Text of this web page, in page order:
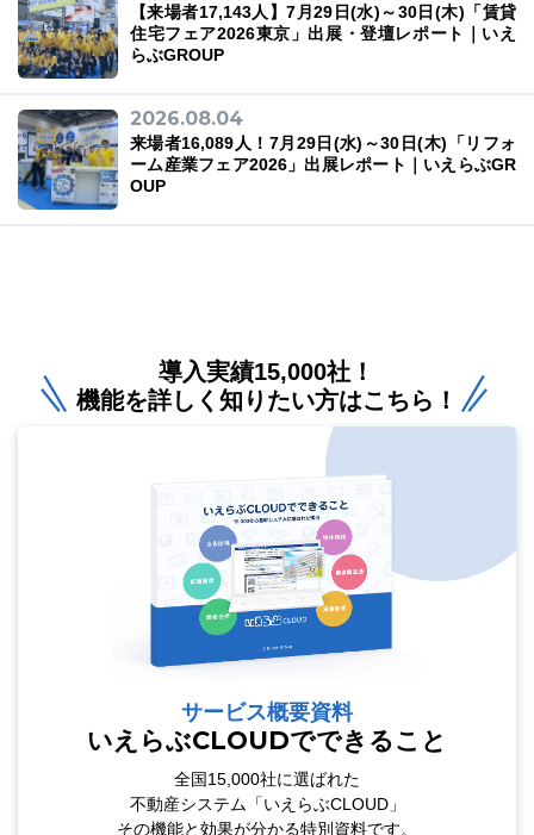
【来場者17,143人】7月29日(水)～30日(木)「賃貸
住宅フェア2026東京」出展・登壇レポート｜いえ
らぶGROUP
2026.08.04
来場者16,089人！7月29日(水)～30日(木)「リフォ
ーム産業フェア2026」出展レポート｜いえらぶGR
OUP
導入実績15,000社！
機能を詳しく知りたい方はこちら！
サービス概要資料
いえらぶCLOUDでできること
全国15,000社に選ばれた
不動産システム「いえらぶCLOUD」
その機能と効果が分かる特別資料です。